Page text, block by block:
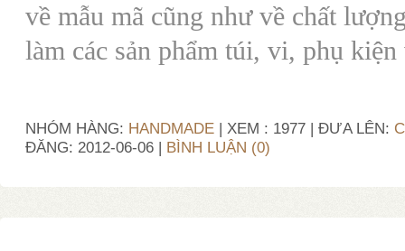
về mẫu mã cũng như về chất
làm các sản phẩm túi, vi, phụ kiện
NHÓM HÀNG: HANDMADE | XEM : 1977 | ĐƯA LÊN:
ĐĂNG: 2012-06-06 | BÌNH LUẬN (0)